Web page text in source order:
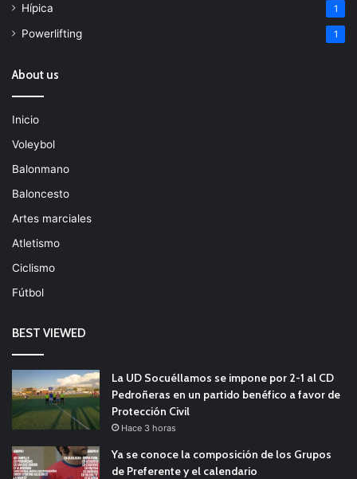
Hípica 1
Powerlifting 1
About us
Inicio
Voleybol
Balonmano
Baloncesto
Artes marciales
Atletismo
Ciclismo
Fútbol
BEST VIEWED
La UD Socuéllamos se impone por 2-1 al CD
Pedroñeras en un partido benéfico a favor de
Protección Civil
Hace 3 horas
Ya se conoce la composición de los Grupos
de Preferente y el calendario